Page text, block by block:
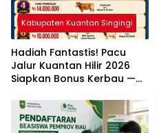
Kabupaten Kuantan Singingi
Hadiah Fantastis! Pacu
Jalur Kuantan Hilir 2026
Siapkan Bonus Kerbau —
Puluhan Juta Rupiah